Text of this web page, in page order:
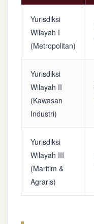
Yurisdiksi
Wilayah I
(Metropolitan)
Yurisdiksi
Wilayah II
(Kawasan
Industri)
Yurisdiksi
Wilayah III
(Maritim &
Agraris)